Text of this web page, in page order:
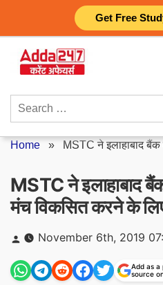
Get Free
content
Search
Home » MSTC ने इलाहाबाद
MSTC ने इलाहाबाद
मंच विकसित करने के
Posted
by
November 6th, 2019
Add as a
source